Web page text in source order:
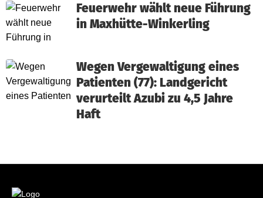
Feuerwehr wählt neue Führung
in Maxhütte-Winkerling
Wegen Vergewaltigung eines
Patienten (77): Landgericht
verurteilt Azubi zu 4,5 Jahre
Haft